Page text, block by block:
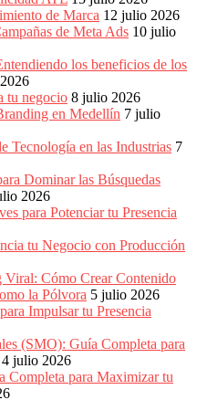
de Marca 12 julio 2026
de Meta Ads 10 julio
los beneficios de los
tu negocio 8 julio 2026
en Medellín 7 julio
Tecnología en las Industrias 7
Dominar las Búsquedas
2026
para Potenciar tu Presencia
tu Negocio con Producción
Cómo Crear Contenido
la Pólvora 5 julio 2026
Impulsar tu Presencia
(SMO): Guía Completa para
4 julio 2026
Completa para Maximizar tu